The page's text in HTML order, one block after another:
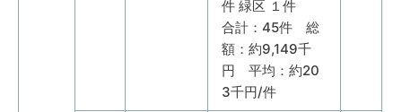
件 緑区 １件
合計：45件 総
額：約9,149千
円 平均：約20
3千円/件